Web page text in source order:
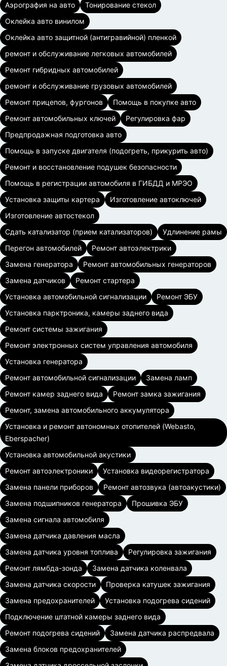
Аэрография на авто
Тонирование стекол
Оклейка авто винилом
Оклейка авто защитной (антигравийной) пленкой
ремонт и обслуживание легковых автомобилей
Ремонт гибридных автомобилей
ремонт и обслуживание грузовых автомобилей
Ремонт прицепов, фургонов
Помощь в покупке авто
Ремонт автомобильных ключей
Регулировка фар
Предпродажная подготовка авто
Помощь в запуске двигателя (подогреть, прикурить авто)
Ремонт и восстановление подушек безопасности
Помощь в регистрации автомобиля в ГИБДД и МРЭО
Установка защиты картера
Изготовление автоключей
Изготовление автостекол
Сдать катализатор (прием катализаторов)
Удлинение рамы
Перегон автомобилей
Ремонт автоэлектрики
Замена генератора
Ремонт автомобильных генераторов
Замена датчиков
Ремонт стартера
Установка автомобильной сигнализации
Ремонт ЭБУ
Установка парктроника, камеры заднего вида
Ремонт системы зажигания
Ремонт электронных систем управления автомобиля
Установка генератора
Ремонт автомобильной сигнализации
Замена ламп
Ремонт камер заднего вида
Ремонт замка зажигания
Ремонт, замена автомобильного аккумулятора
Установка и ремонт автономных отопителей (Webasto,
Eberspacher)
Установка автомобильной акустики
Ремонт автоэлектроники
Установка видеорегистратора
Замена панели приборов
Ремонт автозвука (автоакустики)
Замена подшипников генератора
Прошивка ЭБУ
Замена сигнала автомобиля
Замена датчика давления масла
Замена датчика уровня топлива
Регулировка зажигания
Ремонт лямбда-зонда
Замена датчика коленвала
Замена датчика скорости
Проверка катушек зажигания
Замена предохранителей
Установка подогрева сидений
Подключение штатной камеры заднего вида
Ремонт подогрева сидений
Замена датчика распредвала
Замена блоков предохранителей